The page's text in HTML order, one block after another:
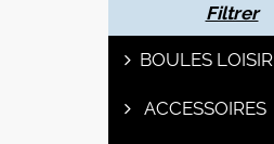
Filtrer
BOULES LOISIR
ACCESSOIRES